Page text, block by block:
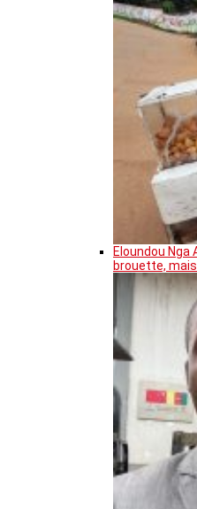
Eloundou Nga
brouette,